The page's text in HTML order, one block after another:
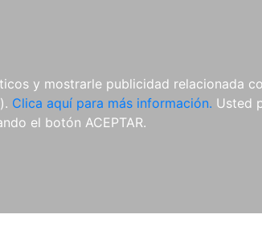
y mostrarle publicidad relacionada
Clica aquí para más información. Usted
el botón ACEPTAR.
REVISTAS
CDS Y
DVDS
MATERIAL